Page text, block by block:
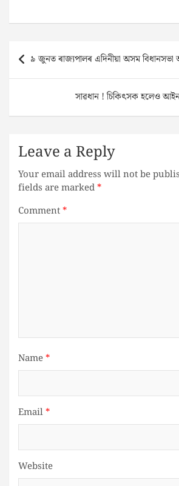
Post
navigation
৯ জুনত ৰাজ্যপালৰ এদিনীয়া অসম বিধানসভা
সাৱধান ! চিকিৎসক হলেও
Leave a Reply
Your email address will not be
fields are marked*
Comment*
Name*
Email*
Website